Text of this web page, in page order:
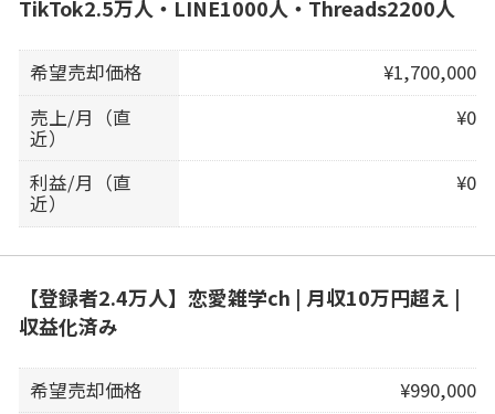
TikTok2.5万人・LINE1000人・Threads2200人
希望売却価格
¥1,700,000
売上/月（直
近）
¥0
利益/月（直
近）
¥0
【登録者2.4万人】恋愛雑学ch | 月収10万円超え |
収益化済み
希望売却価格
¥990,000